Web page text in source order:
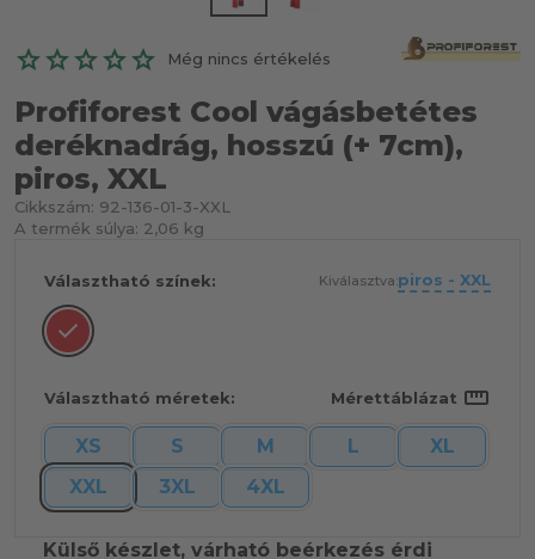
Még nincs értékelés
Profiforest Cool vágásbetétes
deréknadrág, hosszú (+ 7cm),
piros, XXL
Cikkszám: 92-136-01-3-XXL
A termék súlya: 2,06 kg
Választható színek: Kiválasztva:piros - XXL
Választható méretek: Mérettáblázat straighten
XS S M L
XL
XXL
3XL 4XL
Külső készlet, várható beérkezés érdi